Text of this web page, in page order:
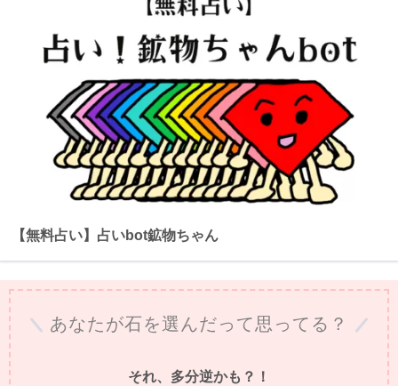
【無料占い】占いbot鉱物ちゃん
あなたが石を選んだって思ってる？
それ、多分逆かも？！